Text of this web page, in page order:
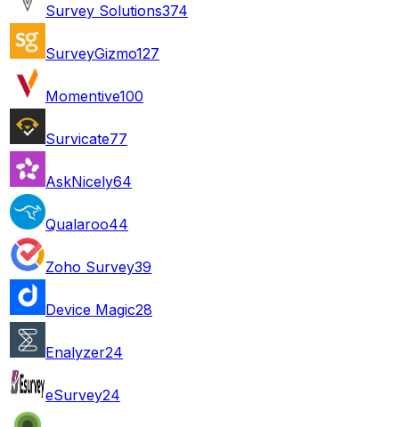
Survey Solutions374
SurveyGizmo127
Momentive100
Survicate77
AskNicely64
Qualaroo44
Zoho Survey39
Device Magic28
Enalyzer24
eSurvey24